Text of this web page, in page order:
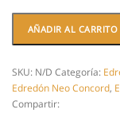
Neo
Edredon
ligero
capitonado
AÑADIR AL CARRITO
SKU: N/D Categoría:
Edredón Neo Concord,
Compartir: